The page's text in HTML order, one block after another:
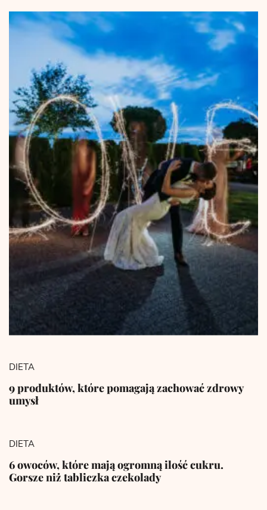
DIETA
9 produktów, które pomagają zachować zdrowy
umysł
DIETA
6 owoców, które mają ogromną ilość cukru.
Gorsze niż tabliczka czekolady